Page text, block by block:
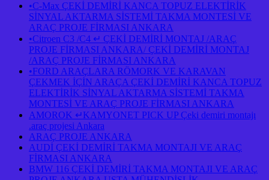
•C-Max ÇEKİ DEMİRİ KANCA TOPUZ ELEKTİRİK
SİNYAL AKTARMA SİSTEMİ TAKMA MONTESİ VE
ARAÇ PROJE FİRMASI ANKARA
•Citroen C3 /C4 ↵ ÇEKİ DEMİRİ MONTAJ /ARAÇ
PROJE FİRMASI ANKARA/ ÇEKİ DEMİRİ MONTAJ
/ARAÇ PROJE FİRMASI ANKARA
•FORD ARAÇLARA RÖMORK VE KARAVAN
ÇEKMEK İÇİN ARAÇA ÇEKİ DEMİRİ KANCA TOPUZ
ELEKTİRİK SİNYAL AKTARMA SİSTEMİ TAKMA
MONTESİ VE ARAÇ PROJE FİRMASI ANKARA
AMOROK ↵KAMYONET PICK UP Çeki demiri montajı
.araç projesi Ankara
ARAÇ PROJE ANKARA
AUDİ ÇEKİ DEMİRİ TAKMA MONTAJI VE ARAÇ
FİRMASI ANKARA
BMW 116 ÇEKİ DEMİRİ TAKMA MONTAJI VE ARAÇ